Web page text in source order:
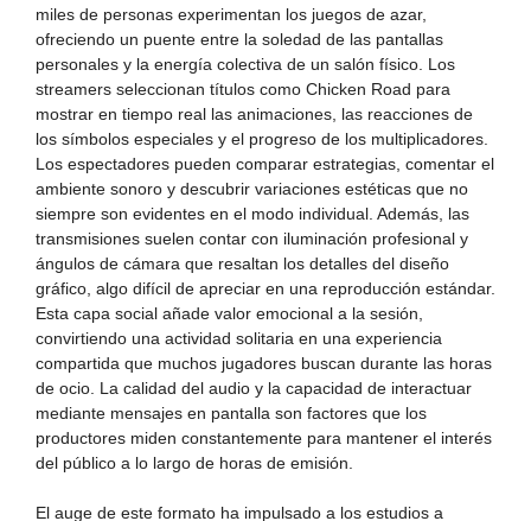
miles de personas experimentan los juegos de azar,
ofreciendo un puente entre la soledad de las pantallas
personales y la energía colectiva de un salón físico. Los
streamers seleccionan títulos como Chicken Road para
mostrar en tiempo real las animaciones, las reacciones de
los símbolos especiales y el progreso de los multiplicadores.
Los espectadores pueden comparar estrategias, comentar el
ambiente sonoro y descubrir variaciones estéticas que no
siempre son evidentes en el modo individual. Además, las
transmisiones suelen contar con iluminación profesional y
ángulos de cámara que resaltan los detalles del diseño
gráfico, algo difícil de apreciar en una reproducción estándar.
Esta capa social añade valor emocional a la sesión,
convirtiendo una actividad solitaria en una experiencia
compartida que muchos jugadores buscan durante las horas
de ocio. La calidad del audio y la capacidad de interactuar
mediante mensajes en pantalla son factores que los
productores miden constantemente para mantener el interés
del público a lo largo de horas de emisión.
El auge de este formato ha impulsado a los estudios a